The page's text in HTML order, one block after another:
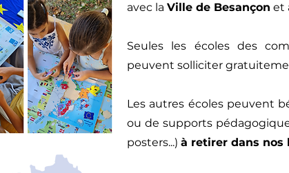
avec la Ville de Besançon et
Seules les écoles des
peuvent solliciter
Les autres écoles peuvent
ou de supports
posters...) à retirer dans nos